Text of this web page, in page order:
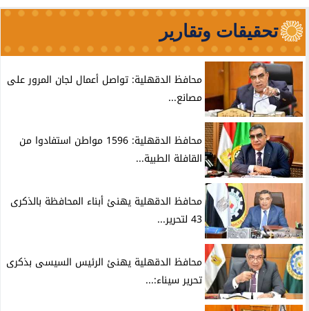
تحقيقات وتقارير
محافظ الدقهلية: تواصل أعمال لجان المرور على
مصانع...
محافظ الدقهلية: 1596 مواطن استفادوا من
القافلة الطبية...
محافظ الدقهلية يهنئ أبناء المحافظة بالذكرى
43 لتحرير...
محافظ الدقهلية يهنئ الرئيس السيسى بذكرى
تحرير سيناء:...